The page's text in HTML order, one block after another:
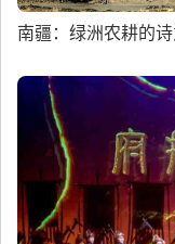
南疆：绿洲农耕的